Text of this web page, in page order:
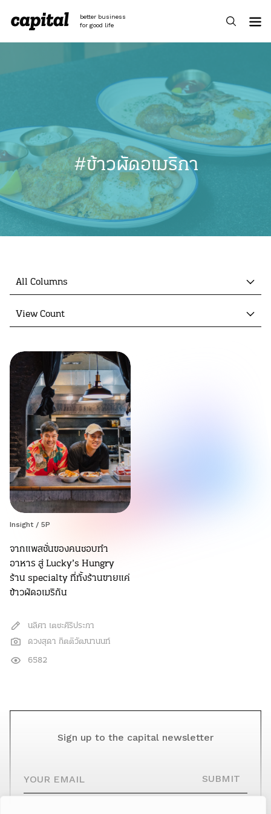
content
better business
for good life
#ข้าวผัดอเมริกา
All Columns
View Count
Insight / 5P
จากแพสชั่นของคนชอบทำ
อาหาร สู่ Lucky’s Hungry
ร้าน specialty ที่ทั้งร้านขายแค่
ข้าวผัดอเมริกัน
นลิศา เตชะศิริประภา
ดวงสุดา กิตติวัฒนานนท์
6582
Sign up to the capital newsletter
SUBMIT